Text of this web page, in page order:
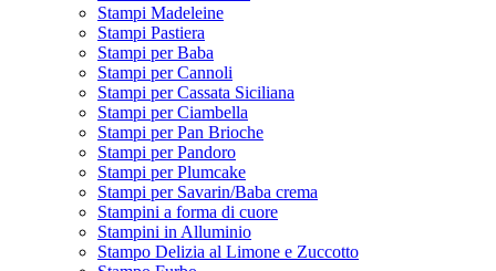
Stampi Madeleine
Stampi Pastiera
Stampi per Baba
Stampi per Cannoli
Stampi per Cassata Siciliana
Stampi per Ciambella
Stampi per Pan Brioche
Stampi per Pandoro
Stampi per Plumcake
Stampi per Savarin/Baba crema
Stampini a forma di cuore
Stampini in Alluminio
Stampo Delizia al Limone e Zuccotto